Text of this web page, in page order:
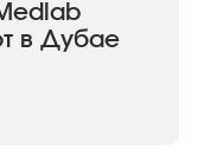
в Дубае